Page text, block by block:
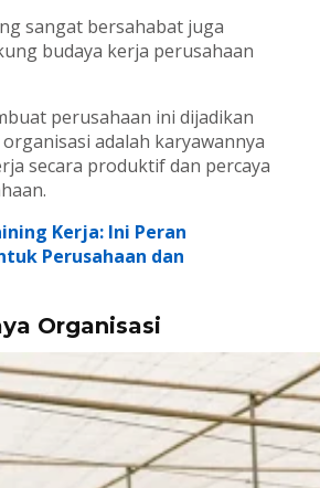
sangat bersahabat juga
budaya kerja perusahaan
perusahaan ini dijadikan
adalah karyawannya
secara produktif dan percaya
Kerja: Ini Peran
Perusahaan dan
Organisasi